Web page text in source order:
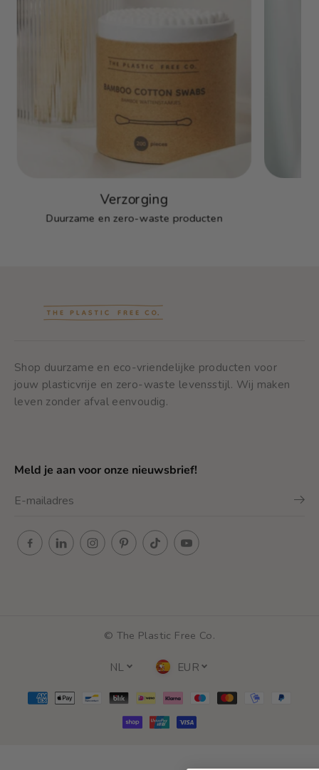
Verzorging
Duurzame en zero-waste producten
Shop duurzame en eco-vriendelijke producten voor
jouw plasticvrije en zero-waste levensstijl. Wij maken
leven zonder afval eenvoudig.
Meld je aan voor onze nieuwsbrief!
© The Plastic Free Co.
NL EUR